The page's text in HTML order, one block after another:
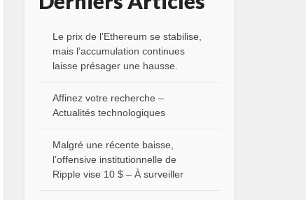
Le prix de l’Ethereum se stabilise,
mais l’accumulation continues
laisse présager une hausse.
Affinez votre recherche –
Actualités technologiques
Malgré une récente baisse,
l’offensive institutionnelle de
Ripple vise 10 $ – À surveiller